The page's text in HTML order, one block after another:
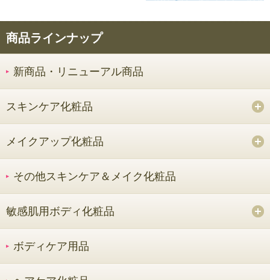
商品ラインナップ
新商品・リニューアル商品
スキンケア化粧品
メイクアップ化粧品
その他スキンケア＆メイク化粧品
敏感肌用ボディ化粧品
ボディケア用品